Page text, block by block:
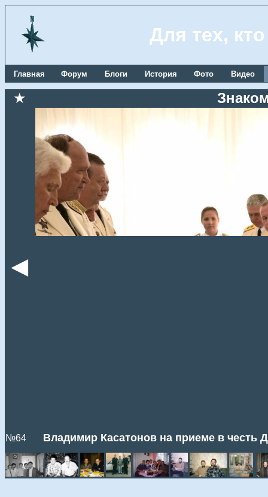
Для тех,
Главная Форум Блоги История Фото Видео
★
◄
№64 Владимир Касатонов на приеме в честь